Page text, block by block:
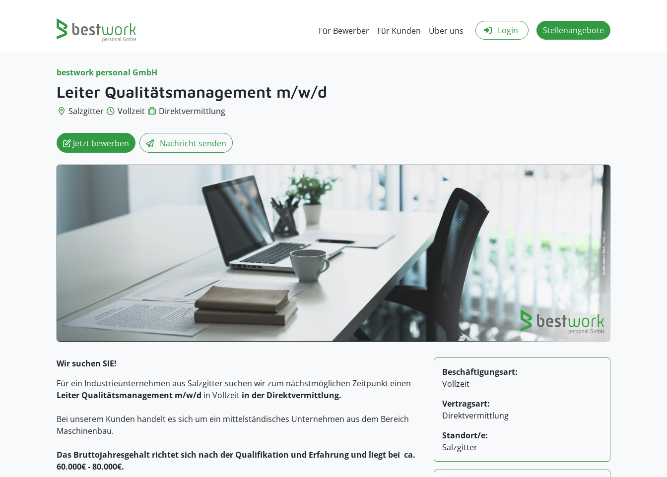
Für Bewerber Für Kunden Über uns Login Stellenangebote
bestwork personal GmbH
Leiter Qualitätsmanagement m/w/d
Salzgitter Vollzeit Direktvermittlung
Jetzt bewerben Nachrichtsenden
Wir suchen SIE!
Für ein Industrieunternehmen aus Salzgitter suchen wir zum nächstmöglichen Zeitpunkt einen
Leiter Qualitätsmanagement m/w/d in Vollzeit in der Direktvermittlung.
Bei unserem Kunden handelt es sich um ein mittelständisches Unternehmen aus dem Bereich
Maschinenbau.
Das Bruttojahresgehalt richtet sich nach der Qualifikation und Erfahrung und liegt bei ca.
60.000€ - 80.000€.
Beschäftigungsart:
Vollzeit
Vertragsart:
Direktvermittlung
Standort/e:
Salzgitter